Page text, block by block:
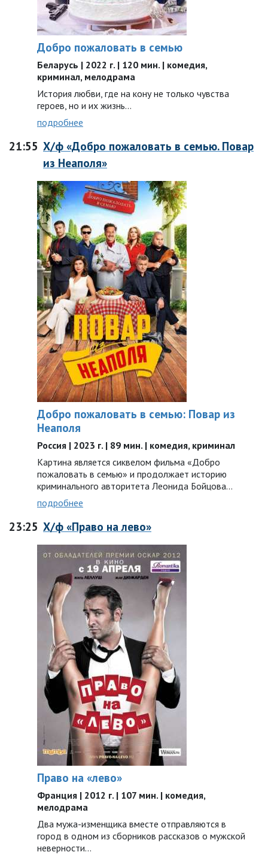
Добро пожаловать в семью
Беларусь | 2022 г. | 120 мин. | комедия,
криминал, мелодрама
История любви, где на кону не только чувства
героев, но и их жизнь…
подробнее
21:55 Х/ф «Добро пожаловать в семью. Повар
из Неаполя»
Добро пожаловать в семью: Повар из
Неаполя
Россия | 2023 г. | 89 мин. | комедия, криминал
Картина является сиквелом фильма «Добро
пожаловать в семью» и продолжает историю
криминального авторитета Леонида Бойцова…
подробнее
23:25 Х/ф «Право на лево»
Право на «лево»
Франция | 2012 г. | 107 мин. | комедия,
мелодрама
Два мужа-изменщика вместе отправляются в
город в одном из сборников рассказов о мужской
неверности…